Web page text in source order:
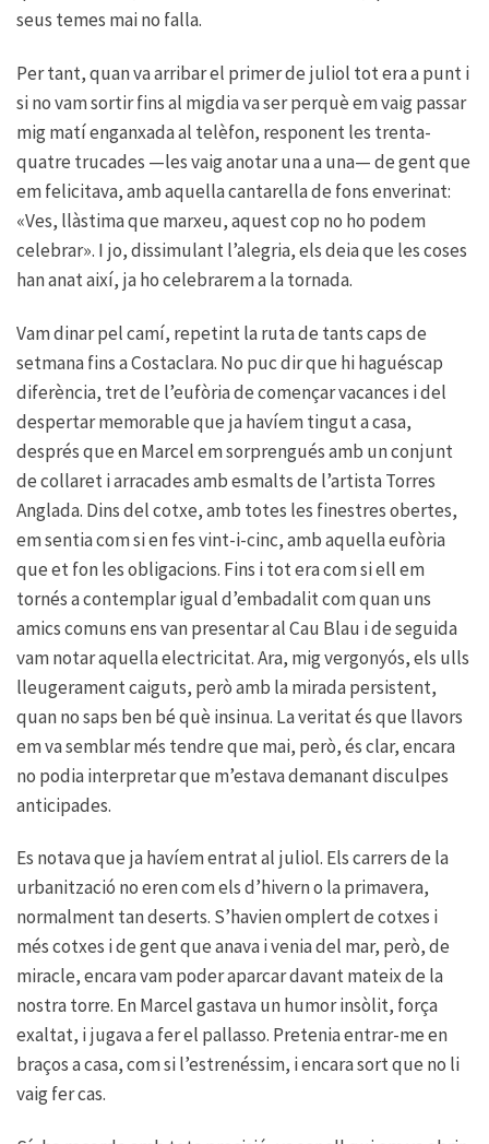
seus temes mai no falla.
Per tant, quan va arribar el primer de juliol tot era a punt i
si no vam sortir fins al migdia va ser perquè em vaig passar
mig matí enganxada al telèfon, responent les trenta-
quatre trucades —les vaig anotar una a una— de gent que
em felicitava, amb aquella cantarella de fons enverinat:
«Ves, llàstima que marxeu, aquest cop no ho podem
celebrar». I jo, dissimulant l’alegria, els deia que les coses
han anat així, ja ho celebrarem a la tornada.
Vam dinar pel camí, repetint la ruta de tants caps de
setmana fins a Costaclara. No puc dir que hi haguéscap
diferència, tret de l’eufòria de començar vacances i del
despertar memorable que ja havíem tingut a casa,
després que en Marcel em sorprengués amb un conjunt
de collaret i arracades amb esmalts de l’artista Torres
Anglada. Dins del cotxe, amb totes les finestres obertes,
em sentia com si en fes vint-i-cinc, amb aquella eufòria
que et fon les obligacions. Fins i tot era com si ell em
tornés a contemplar igual d’embadalit com quan uns
amics comuns ens van presentar al Cau Blau i de seguida
vam notar aquella electricitat. Ara, mig vergonyós, els ulls
lleugerament caiguts, però amb la mirada persistent,
quan no saps ben bé què insinua. La veritat és que llavors
em va semblar més tendre que mai, però, és clar, encara
no podia interpretar que m’estava demanant disculpes
anticipades.
Es notava que ja havíem entrat al juliol. Els carrers de la
urbanització no eren com els d’hivern o la primavera,
normalment tan deserts. S’havien omplert de cotxes i
més cotxes i de gent que anava i venia del mar, però, de
miracle, encara vam poder aparcar davant mateix de la
nostra torre. En Marcel gastava un humor insòlit, força
exaltat, i jugava a fer el pallasso. Pretenia entrar-me en
braços a casa, com si l’estrenéssim, i encara sort que no li
vaig fer cas.